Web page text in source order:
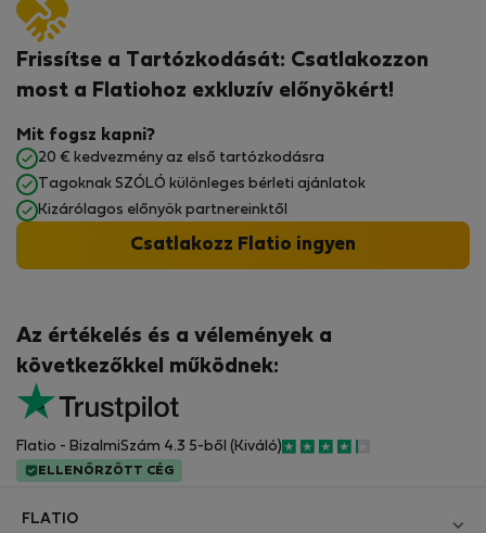
Az értékelés és a vélemények a
következőkkel működnek:
Flatio - BizalmiSzám 4.3 5-ből (Kiváló)
ELLENŐRZÖTT CÉG
Frissítse a Tartózkodását: Csatlakozzon
most a Flatiohoz exkluzív előnyökért!
Mit fogsz kapni?
20 € kedvezmény az első tartózkodásra
Tagoknak SZÓLÓ különleges bérleti ajánlatok
Kizárólagos előnyök partnereinktől
Csatlakozz Flatio ingyen
FLATIO